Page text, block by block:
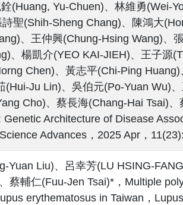
(Huang, Yu-Chuen)、林維勇(Wei-
聖(Shih-Sheng Chang)、陳鴻大
、王仲興(Chung-Hsing Wang)、
、楊凱介(YEO KAI-JIEH)、王子源
Chen)、黃志平(Chi-Ping Huang)
(Hui-Ju Lin)、吳伯元(Po-Yuan Wu)
Cho)、蔡長海(Chang-Hai Tsai)、
Architecture of Disease
Advances，2025 Apr，
Yuan Liu)、呂幸芳(LU HSING-
蔡輔仁(Fuu-Jen Tsai)*，Multiple
erythematosus in Taiwan，